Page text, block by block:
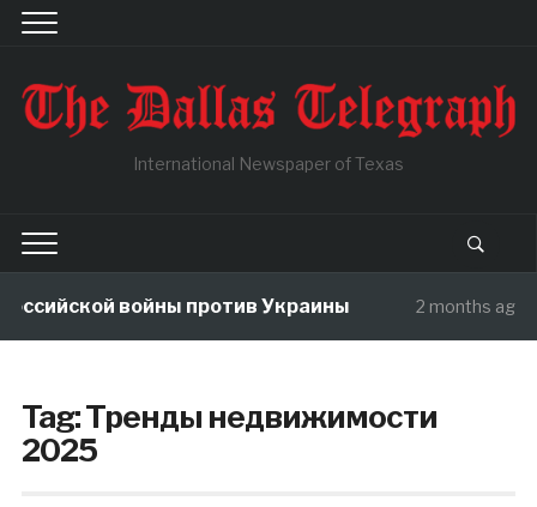
International Newspaper of Texas
войны против Украины 2 months ago В
Tag:Тренды недвижимости
2025